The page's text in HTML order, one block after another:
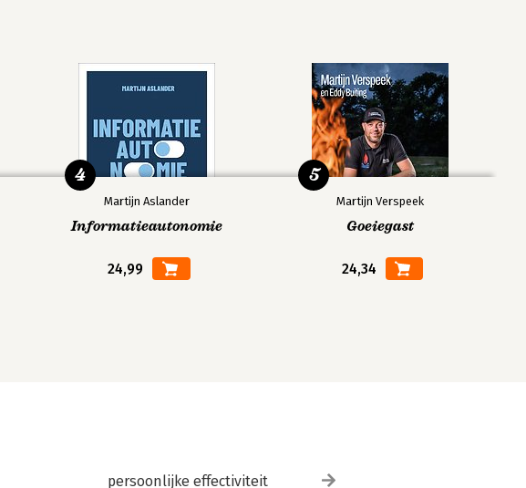
Martijn Aslander
Informatieautonomie
24,99
4
Martijn Verspeek
Goeiegast
24,34
5
persoonlijke effectiviteit